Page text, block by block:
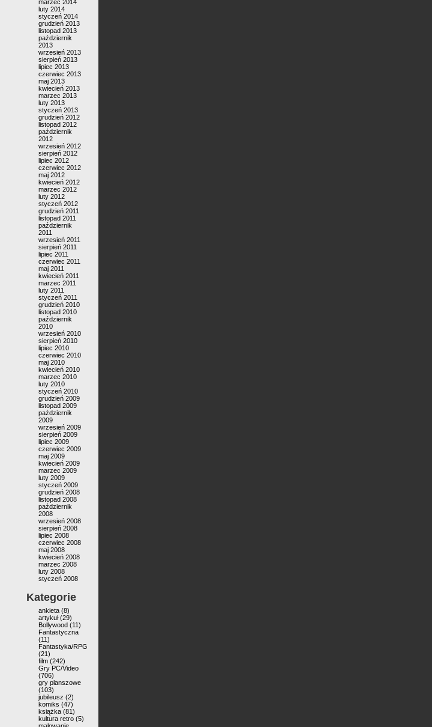
marzec 2014
luty 2014
styczeń 2014
grudzień 2013
listopad 2013
październik
2013
wrzesień 2013
sierpień 2013
lipiec 2013
czerwiec 2013
maj 2013
kwiecień 2013
marzec 2013
luty 2013
styczeń 2013
grudzień 2012
listopad 2012
październik
2012
wrzesień 2012
sierpień 2012
lipiec 2012
czerwiec 2012
maj 2012
kwiecień 2012
marzec 2012
luty 2012
styczeń 2012
grudzień 2011
listopad 2011
październik
2011
wrzesień 2011
sierpień 2011
lipiec 2011
czerwiec 2011
maj 2011
kwiecień 2011
marzec 2011
luty 2011
styczeń 2011
grudzień 2010
listopad 2010
październik
2010
wrzesień 2010
sierpień 2010
lipiec 2010
czerwiec 2010
maj 2010
kwiecień 2010
marzec 2010
luty 2010
styczeń 2010
grudzień 2009
listopad 2009
październik
2009
wrzesień 2009
sierpień 2009
lipiec 2009
czerwiec 2009
maj 2009
kwiecień 2009
marzec 2009
luty 2009
styczeń 2009
grudzień 2008
listopad 2008
październik
2008
wrzesień 2008
sierpień 2008
lipiec 2008
czerwiec 2008
maj 2008
kwiecień 2008
marzec 2008
luty 2008
styczeń 2008
Kategorie
ankieta (8)
artykuł(29)
Bollywood (11)
Fantastyczna
(11)
Fantastyka/RPG
(21)
film (242)
Gry PC/Video
(706)
gry planszowe
(103)
jubileusz (2)
komiks (47)
książka (81)
kultura retro (5)